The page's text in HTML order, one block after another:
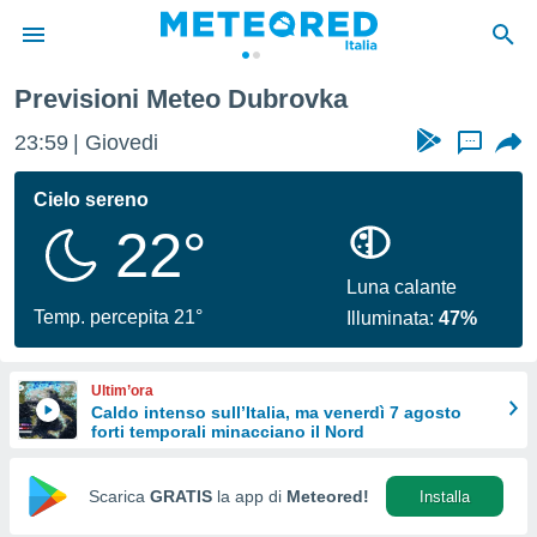
di
per
le
di
Web
Previsioni Meteo Dubrovka
23:59 Giovedi ...
Cielo sereno
22°
Temp. percepita 21°
Luna calante
Illuminata:47%
Ultim’ora
Caldo intenso sull’Italia, ma venerdì 7 agosto
forti temporali minacciano il Nord
Scarica GRATIS la app di Meteored! Installa